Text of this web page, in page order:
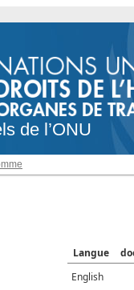
de l’ONU
Langue
English